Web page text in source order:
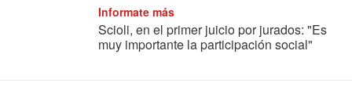
Informate más
Scioli, en el primer juicio por jurados: "Es
muy importante la participación social"